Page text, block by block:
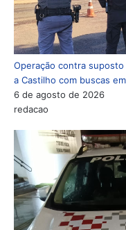
Operação contra
a Castilho com buscas
6 de agosto de 2026
redacao